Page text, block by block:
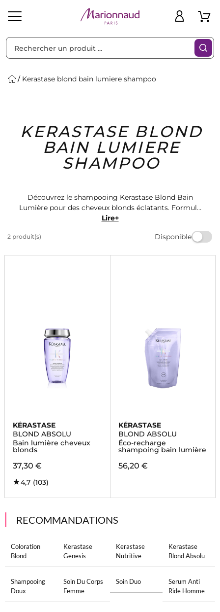
Solaire Homme Marques Idées
Cadeaux
Bons
Plans
Kerastase blond bain lumiere shampoo
KERASTASE BLOND
BAIN LUMIERE
SHAMPOO
Découvrez le shampooing Kerastase Blond Bain
Lumière pour des cheveux blonds éclatants. Formulé
avec des ingrédients nourrissants, ce produit élimine
couleur. Offrez à vos cheveux un éclat sublime avec ce
Lire+
2 produit(s) Disponible
Filtres
KÉRASTASE
BLOND ABSOLU
Bain lumière cheveux
blonds
37,30 €
4,7 (103)
KÉRASTASE
BLOND ABSOLU
Éco-recharge
shampoing bain lumière
56,20 €
RECOMMANDATIONS
Coloration
Blond
Kerastase
Genesis
Kerastase
Nutritive
Kerastase
Blond Absolu
Shampooing
Doux
Soin Du Corps
Femme
Soin Duo
Serum Anti
Ride Homme